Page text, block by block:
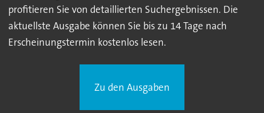
profitieren Sie von detaillierten Suchergebnissen. Die
aktuellste Ausgabe können Sie bis zu 14 Tage nach
Erscheinungstermin kostenlos lesen.
Zu den Ausgaben